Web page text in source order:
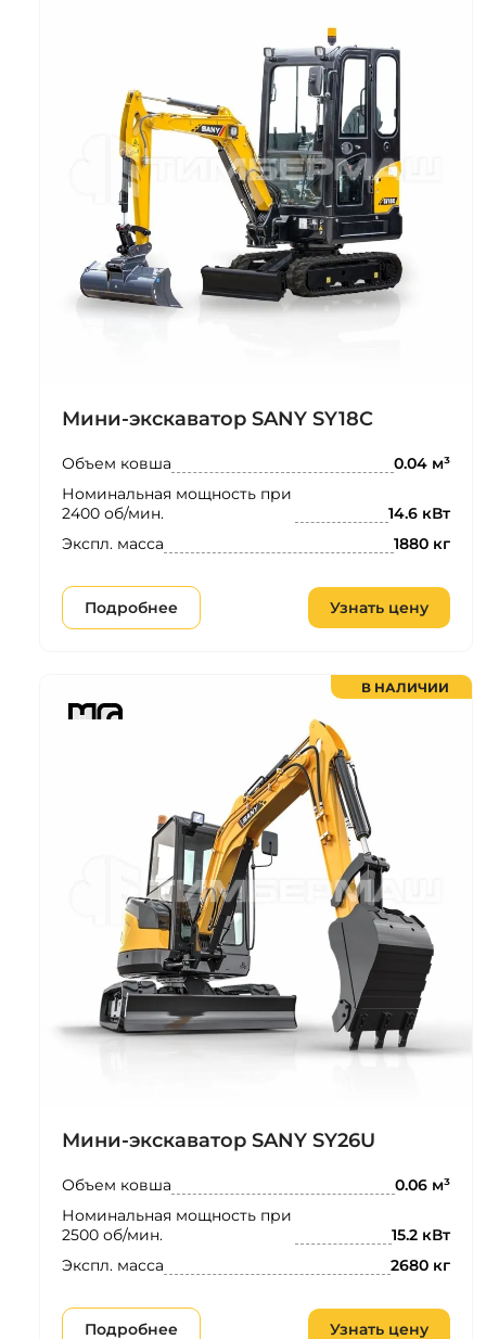
Мини-экскаватор SANY SY18C
Объем ковша 0.04 м³
Номинальная мощность при
2400 об/мин.
14.6 кВт
Экспл. масса 1880 кг
Подробнее Узнать цену
В НАЛИЧИИ
Мини-экскаватор SANY SY26U
Объем ковша 0.06 м³
Номинальная мощность при
2500 об/мин.
15.2 кВт
Экспл. масса 2680 кг
Подробнее Узнать цену